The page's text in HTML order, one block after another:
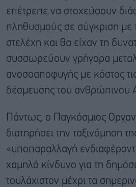
επέτρεπε να στοχεύσουν
πληθυσμούς σε σύγκριση με
στελέχη και θα είχαν τη
συσσωρεύουν γρήγορα
ανοσοαποφυγής με κόστος
δέσμευσης του ανθρώπινου
Πάντως, ο Παγκόσμιος
διατηρήσει την ταξινόμηση
«υποπαραλλαγή
χαμηλό κίνδυνο για τη
τουλάχιστον μέχρι τα